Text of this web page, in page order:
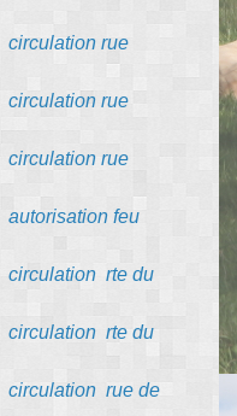
circulation rue
circulation rue
circulation rue
autorisation feu
circulation rte du
circulation rte du
circulation rue de